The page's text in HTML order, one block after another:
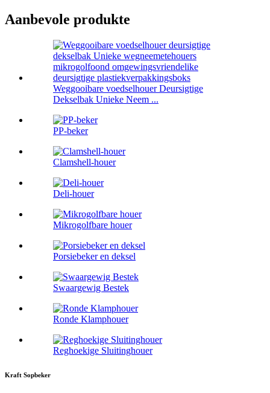
Aanbevole produkte
Weggooibare voedselhouer Deursigtige
Dekselbak Unieke Neem ...
PP-beker
Clamshell-houer
Deli-houer
Mikrogolfbare houer
Porsiebeker en deksel
Swaargewig Bestek
Ronde Klamphouer
Reghoekige Sluitinghouer
Kraft Sopbeker